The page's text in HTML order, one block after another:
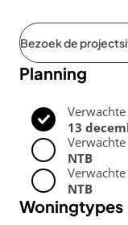
Bezoek de
Planning
13
NTB
NTB
Woningtypes